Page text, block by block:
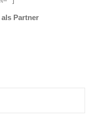
Partner